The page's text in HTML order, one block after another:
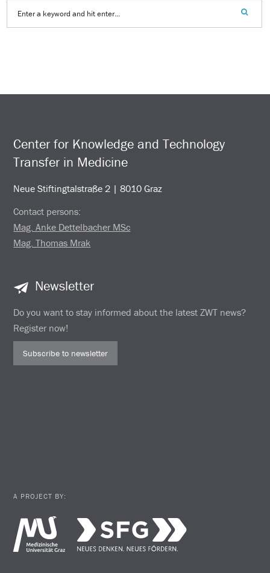
Center for Knowledge and Technology
Transfer in Medicine
Neue Stiftingtalstraße 2 | 8010 Graz
Contact persons:
Mag. Anke Dettelbacher MSc
Mag. Thomas Mrak
Newsletter
Do you want to stay informed about the latest ZWT news?
Register now!
Subscribe to newsletter
A PROJECT BY: